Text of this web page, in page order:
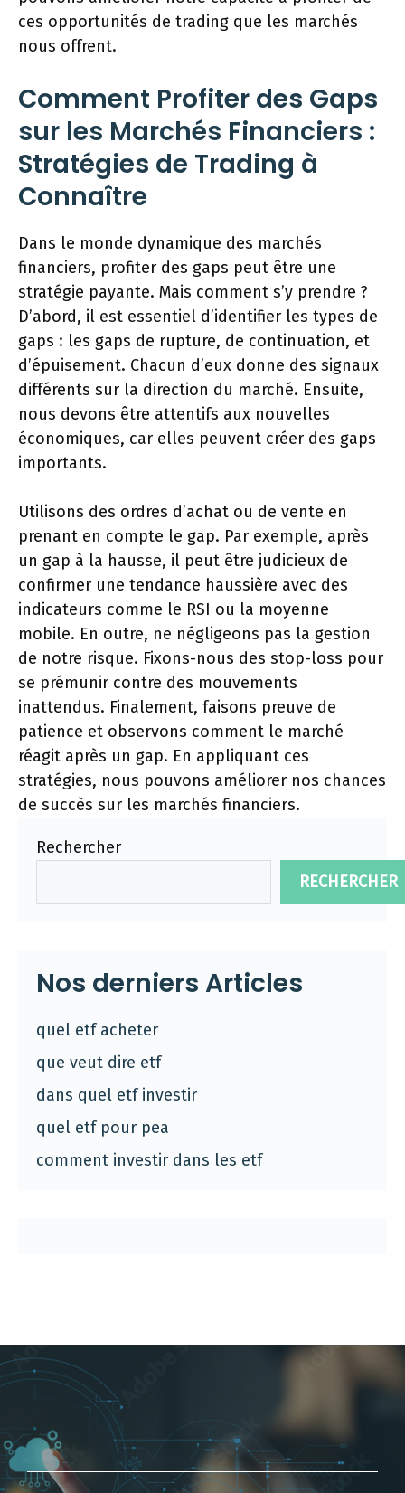
ces opportunités de trading que les marchés
nous offrent.
Comment Profiter des Gaps
sur les Marchés Financiers :
Stratégies de Trading à
Connaître
Dans le monde dynamique des marchés
financiers, profiter des gaps peut être une
stratégie payante. Mais comment s’y prendre ?
D’abord, il est essentiel d’identifier les types de
gaps : les gaps de rupture, de continuation, et
d’épuisement. Chacun d’eux donne des signaux
différents sur la direction du marché. Ensuite,
nous devons être attentifs aux nouvelles
économiques, car elles peuvent créer des gaps
importants.
Utilisons des ordres d’achat ou de vente en
prenant en compte le gap. Par exemple, après
un gap à la hausse, il peut être judicieux de
confirmer une tendance haussière avec des
indicateurs comme le RSI ou la moyenne
mobile. En outre, ne négligeons pas la gestion
de notre risque. Fixons-nous des stop-loss pour
se prémunir contre des mouvements
inattendus. Finalement, faisons preuve de
patience et observons comment le marché
réagit après un gap. En appliquant ces
stratégies, nous pouvons améliorer nos chances
de succès sur les marchés financiers.
Rechercher
RECHERCHER
Nos derniers Articles
quel etf acheter
que veut dire etf
dans quel etf investir
quel etf pour pea
comment investir dans les etf